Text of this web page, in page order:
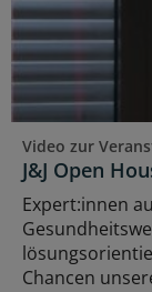
Video zur
J&J Open
Expert:innen
Chancen